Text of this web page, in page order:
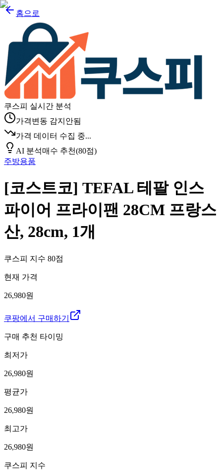
홈으로
쿠스피 실시간 분석
가격변동 감지안됨
가격 데이터 수집 중...
AI 분석매수 추천(80점)
주방용품
[코스트코] TEFAL 테팔 인스
파이어 프라이팬 28CM 프랑스
산, 28cm, 1개
쿠스피 지수 80점
현재 가격
26,980원
쿠팡에서 구매하기
구매 추천 타이밍
최저가
26,980원
평균가
26,980원
최고가
26,980원
쿠스피 지수